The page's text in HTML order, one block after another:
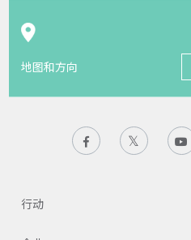
地图和方向
行动